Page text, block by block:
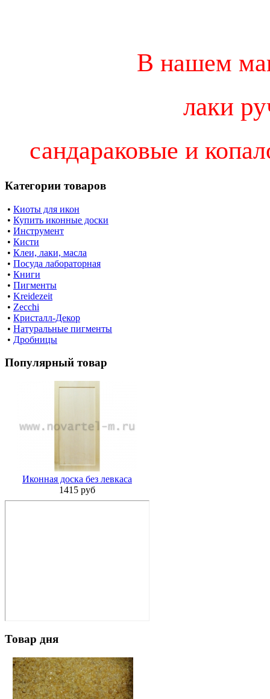
В нашем
лаки
сандараковые и
Категории товаров
• Киоты для икон
• Купить иконные доски
• Инструмент
• Кисти
• Клеи, лаки, масла
• Посуда лабораторная
• Книги
• Пигменты
• Kreidezeit
• Zecchi
• Кристалл-Декор
• Натуральные пигменты
• Дробницы
Популярный товар
Иконная доска без левкаса
1415 руб
Товар дня